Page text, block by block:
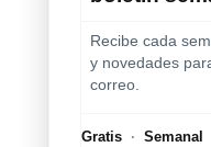
Recibe cada
y novedades
correo.
Gratis · Semanal